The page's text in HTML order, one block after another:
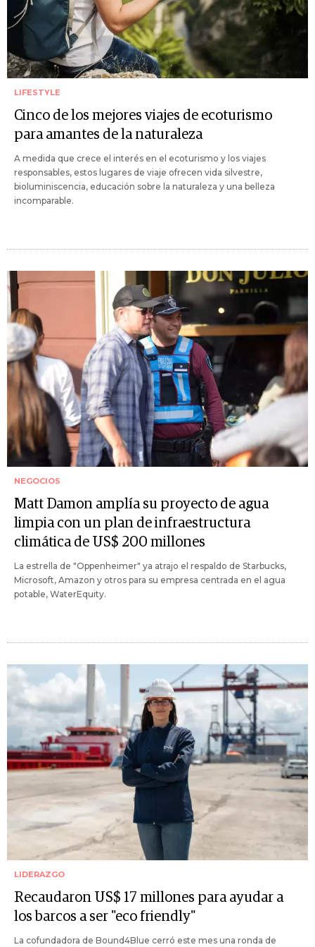
LIFESTYLE
Cinco de los mejores viajes de ecoturismo
para amantes de la naturaleza
A medida que crece el interés en el ecoturismo y los viajes
responsables, estos lugares de viaje ofrecen vida silvestre,
bioluminiscencia, educación sobre la naturaleza y una belleza
incomparable.
NEGOCIOS
Matt Damon amplía su proyecto de agua
limpia con un plan de infraestructura
climática de US$ 200 millones
La estrella de "Oppenheimer" ya atrajo el respaldo de Starbucks,
Microsoft, Amazon y otros para su empresa centrada en el agua
potable, WaterEquity.
LIDERAZGO
Recaudaron US$ 17 millones para ayudar a
los barcos a ser "eco friendly"
La cofundadora de Bound4Blue cerró este mes una ronda de